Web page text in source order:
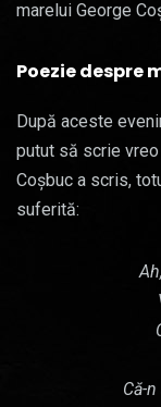
marelui George
Poezie despre
După aceste
putut să scrie
Coşbuc a scris,
suferită:
Că-